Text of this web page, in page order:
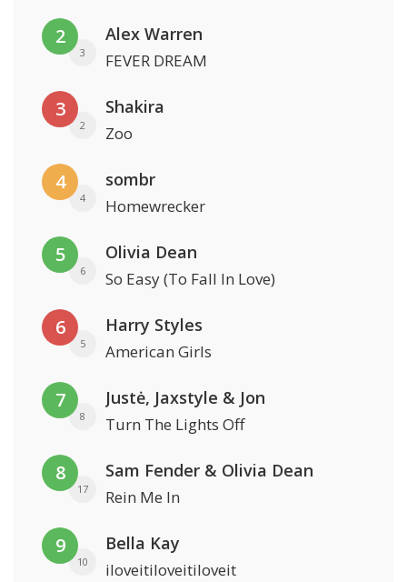
2
3
Alex Warren
FEVER DREAM
3
2
Shakira
Zoo
4
4
sombr
Homewrecker
5
6
Olivia Dean
So Easy (To Fall In Love)
6
5
Harry Styles
American Girls
7
8
Justė, Jaxstyle & Jon
Turn The Lights Off
8
17
Sam Fender & Olivia Dean
Rein Me In
9
10
Bella Kay
iloveitiloveitiloveit